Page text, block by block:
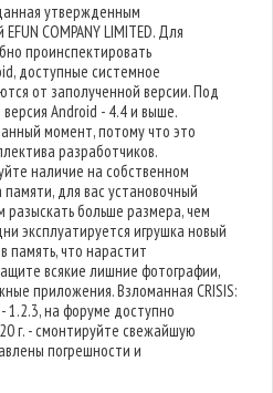
утвержденным
COMPANY LIMITED. Для
проинспектировать
доступные системное
от заполученной версии. Под
Android - 4.4 и выше.
момент, потому что это
разработчиков.
наличие на собственном
для вас установочный
больше размера, чем
эксплуатируется игрушка новый
память, что нарастит
всякие лишние фотографии,
приложения. Взломанная CRISIS:
1.2.3, на форуме доступно
г. - смонтируйте свежайшую
погрешности и